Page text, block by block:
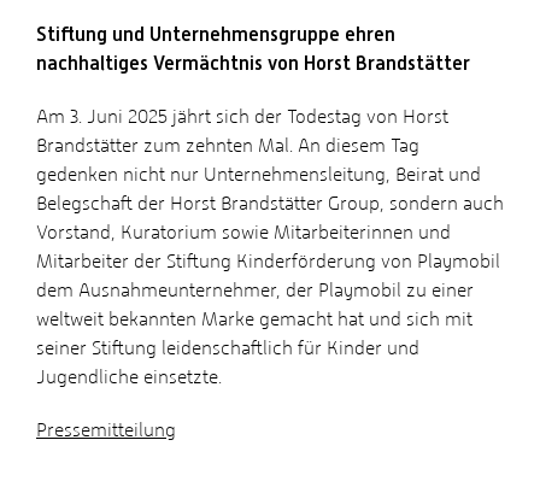
Stiftung und Unternehmensgruppe ehren
nachhaltiges Vermächtnis von Horst Brandstätter
Am 3. Juni 2025 jährt sich der Todestag von Horst
Brandstätter zum zehnten Mal. An diesem Tag
gedenken nicht nur Unternehmensleitung, Beirat und
Belegschaft der Horst Brandstätter Group, sondern auch
Vorstand, Kuratorium sowie Mitarbeiterinnen und
Mitarbeiter der Stiftung Kinderförderung von Playmobil
dem Ausnahmeunternehmer, der Playmobil zu einer
weltweit bekannten Marke gemacht hat und sich mit
seiner Stiftung leidenschaftlich für Kinder und
Jugendliche einsetzte.
Pressemitteilung